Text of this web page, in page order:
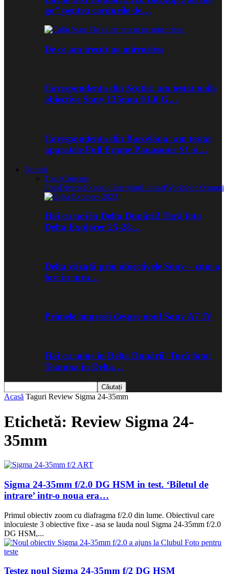
go” pentru cardurile de…
De ce am trecut pe mirrorless
Corespondenta din Scotia: am testat noile
obiective Sony 135mm f/1.8 G…
Corespondenta din Barcelona: am testat
aparatele Full Frame Panasonic S1 si…
Noutati
ToateConcurs
FotoDiverseExpozitiiInterviuriLansariWorkshopZvonuri
Hai cu noi în Delta Dunării! Tură foto
Delta Explorer 25-28…
Delta văzută prin obiectivele Sony – cum a
fost în tura…
Primele impresii despre noul Sony A7 IV
Hai cu mine în Delta Dunării! Tură foto:
Toamna în Delta…
Acasă Taguri Review Sigma 24-35mm
Etichetă: Review Sigma 24-
35mm
Sigma 24-35mm f/2.0 DG HSM in test. ‘Biletul de
intrare’ intr-o noua era…
Primul obiectiv zoom cu diafragma f/2.0 din lume. Obiectivul care
inlocuieste 3 obiective fixe - asa se lauda noul Sigma 24-35mm f/2.0
DG HSM,...
Testez noul Sigma 24-35mm f/2 DG HSM